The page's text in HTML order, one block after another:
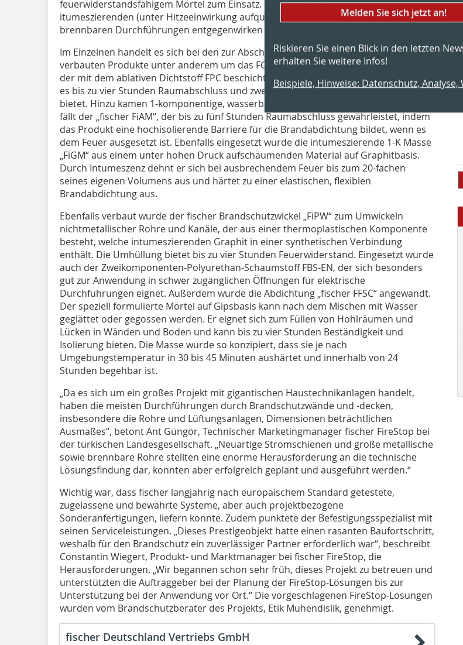
feuerwiderstandsfähigem Mörtel zum Einsatz. Diese Systeme wurden mit stark
itumeszierenden (unter Hitzeeinwirkung aufquellenden) Elementen kombiniert, um
brennbaren Durchführungen entgegenwirken zu können.
Im Einzelnen handelt es sich bei den zur Abschottung der Durchführungsöffnungen
verbauten Produkte unter anderem um das FCPS-Paneelsystem – ein Steinwollekern,
der mit dem ablativen Dichtstoff FPC beschichtet ist. Das FCPS ist so konzipiert, dass
es bis zu vier Stunden Raumabschluss und zwei Stunden Temperaturbeständigkeit
bietet. Hinzu kamen 1-komponentige, wasserbasierte Acryl-Emulsionen. Darunter
fällt der „fischer FiAM“, der bis zu fünf Stunden Raumabschluss gewährleistet, indem
das Produkt eine hochisolierende Barriere für die Brandabdichtung bildet, wenn es
dem Feuer ausgesetzt ist. Ebenfalls eingesetzt wurde die intumeszierende 1-K Masse
„FiGM“ aus einem unter hohen Druck aufschäumenden Material auf Graphitbasis.
Durch Intumeszenz dehnt er sich bei ausbrechendem Feuer bis zum 20-fachen
seines eigenen Volumens aus und härtet zu einer elastischen, flexiblen
Brandabdichtung aus.
Ebenfalls verbaut wurde der fischer Brandschutzwickel „FiPW“ zum Umwickeln
nichtmetallischer Rohre und Kanäle, der aus einer thermoplastischen Komponente
besteht, welche intumeszierenden Graphit in einer synthetischen Verbindung
enthält. Die Umhüllung bietet bis zu vier Stunden Feuerwiderstand. Eingesetzt wurde
auch der Zweikomponenten-Polyurethan-Schaumstoff FBS-EN, der sich besonders
gut zur Anwendung in schwer zugänglichen Öffnungen für elektrische
Durchführungen eignet. Außerdem wurde die Abdichtung „fischer FFSC“ angewandt.
Der speziell formulierte Mörtel auf Gipsbasis kann nach dem Mischen mit Wasser
geglättet oder gegossen werden. Er eignet sich zum Füllen von Hohlräumen und
Lücken in Wänden und Boden und kann bis zu vier Stunden Beständigkeit und
Isolierung bieten. Die Masse wurde so konzipiert, dass sie je nach
Umgebungstemperatur in 30 bis 45 Minuten aushärtet und innerhalb von 24
Stunden begehbar ist.
„Da es sich um ein großes Projekt mit gigantischen Haustechnikanlagen handelt,
haben die meisten Durchführungen durch Brandschutzwände und -decken,
insbesondere die Rohre und Lüftungsanlagen, Dimensionen beträchtlichen
Ausmaßes“, betont Ant Güngör, Technischer Marketingmanager fischer FireStop bei
der türkischen Landesgesellschaft. „Neuartige Stromschienen und große metallische
sowie brennbare Rohre stellten eine enorme Herausforderung an die technische
Lösungsfindung dar, konnten aber erfolgreich geplant und ausgeführt werden.“
Wichtig war, dass fischer langjährig nach europäischem Standard getestete,
zugelassene und bewährte Systeme, aber auch projektbezogene
Sonderanfertigungen, liefern konnte. Zudem punktete der Befestigungsspezialist mit
seinen Serviceleistungen. „Dieses Prestigeobjekt hatte einen rasanten Baufortschritt,
weshalb für den Brandschutz ein zuverlässiger Partner erforderlich war“, beschreibt
Constantin Wiegert, Produkt- und Marktmanager bei fischer FireStop, die
Herausforderungen. „Wir begannen schon sehr früh, dieses Projekt zu betreuen und
unterstützten die Auftraggeber bei der Planung der FireStop-Lösungen bis zur
Unterstützung bei der Anwendung vor Ort.“ Die vorgeschlagenen FireStop-Lösungen
wurden vom Brandschutzberater des Projekts, Etik Muhendislik, genehmigt.
fischer Deutschland Vertriebs GmbH
Melden Sie sich jetzt an!
Riskieren Sie einen Blick in den letzten
erhalten Sie weitere Infos!
Beispiele, Hinweise: Datenschutz,